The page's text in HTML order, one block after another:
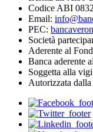
Codice ABI
Email:
PEC:
Società
Aderente al
Banca aderente
Soggetta alla
Autorizzata